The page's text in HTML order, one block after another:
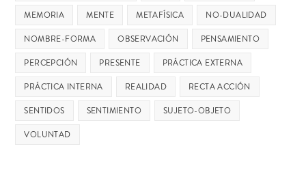
MEMORIA
MENTE METAFÍSICA
NO-DUALIDAD
NOMBRE-FORMA
OBSERVACIÓN
PENSAMIENTO
PERCEPCIÓN
PRESENTE
PRÁCTICA EXTERNA
PRÁCTICA INTERNA
REALIDAD
RECTA ACCIÓN
SENTIDOS
SENTIMIENTO
SUJETO-OBJETO
VOLUNTAD